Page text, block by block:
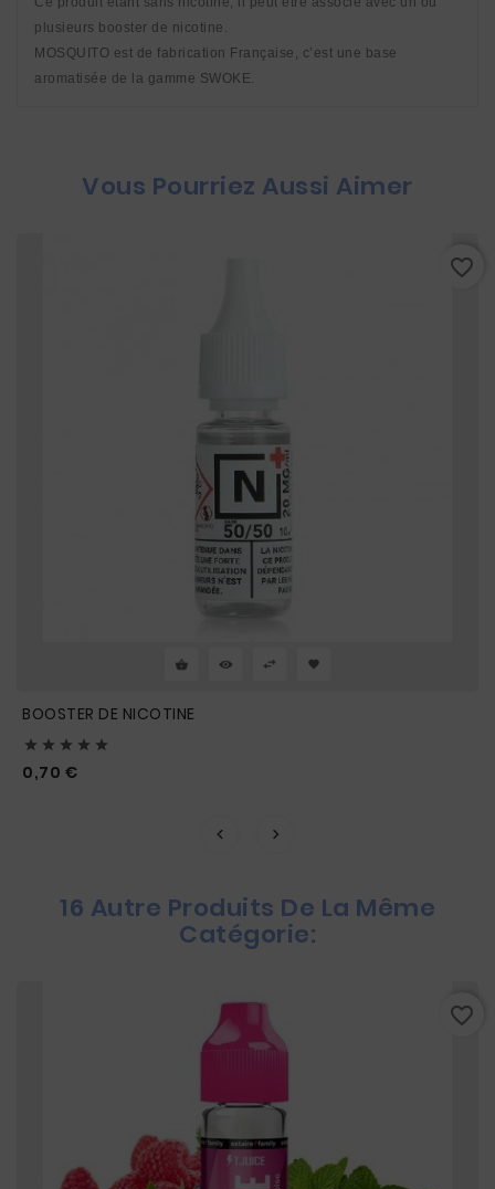
plusieurs booster de nicotine.
MOSQUITO est de fabrication Française, c’est une base
aromatisée de la gamme SWOKE.
Vous Pourriez Aussi Aimer
BOOSTER DE NICOTINE
    
0,70 €
favorite_border
16 Autre Produits De La Même
Catégorie:
favorite_border